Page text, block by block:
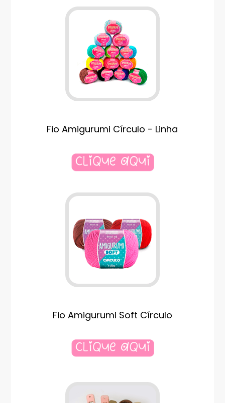
Fio Amigurumi Círculo - Linha
Fio Amigurumi Soft Círculo